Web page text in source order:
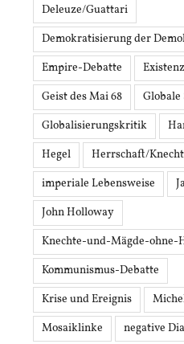
Deleuze/Guattari
Demokratisierung der
Empire-Debatte
Geist des Mai 68
Globale
Globalisierungskritik
Hegel
Herrschaft/
imperiale Lebensweise
John Holloway
Knechte-und-Mägde-ohne-
Kommunismus-Debatte
Krise und Ereignis
Mosaiklinke
negative